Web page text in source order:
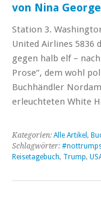
von Nina
Station 3.
‪United Airlines 5836
gegen halb elf –
Prose“, dem wohl
Buchhändler
erleuchteten White
Kategorien: Alle Artikel ,
Schlagwörter:
Reisetagebuch, Trump,